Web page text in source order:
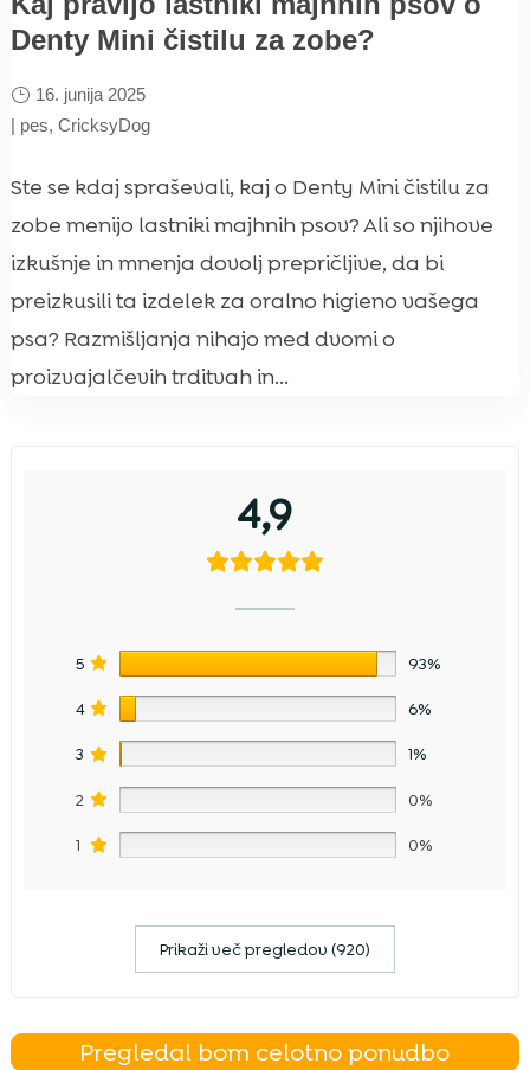
Denty Mini čistilu za zobe?
16. junija 2025
| pes, CricksyDog
Ste se kdaj spraševali, kaj o Denty Mini čistilu za
zobe menijo lastniki majhnih psov? Ali so njihove
izkušnje in mnenja dovolj prepričljive, da bi
preizkusili ta izdelek za oralno higieno vašega
psa? Razmišljanja nihajo med dvomi o
proizvajalčevih trditvah in...
4,9
5 93%
4 6%
3 1%
2 0%
1 0%
Prikaži več pregledov (920)
Pregledal bom celotno ponudbo